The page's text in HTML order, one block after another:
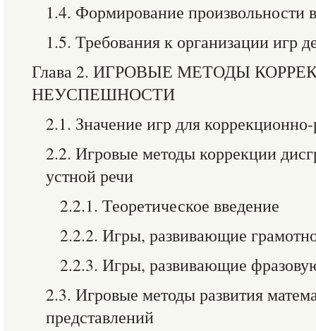
1.4. Формирование произвольности
1.5. Требования к организации игр
Глава 2. ИГРОВЫЕ МЕТОДЫ
НЕУСПЕШНОСТИ
2.1. Значение игр для
2.2. Игровые методы коррекции
устной речи
2.2.1. Теоретическое введение
2.2.2. Игры, развивающие
2.2.3. Игры, развивающие
2.3. Игровые методы развития
представлений